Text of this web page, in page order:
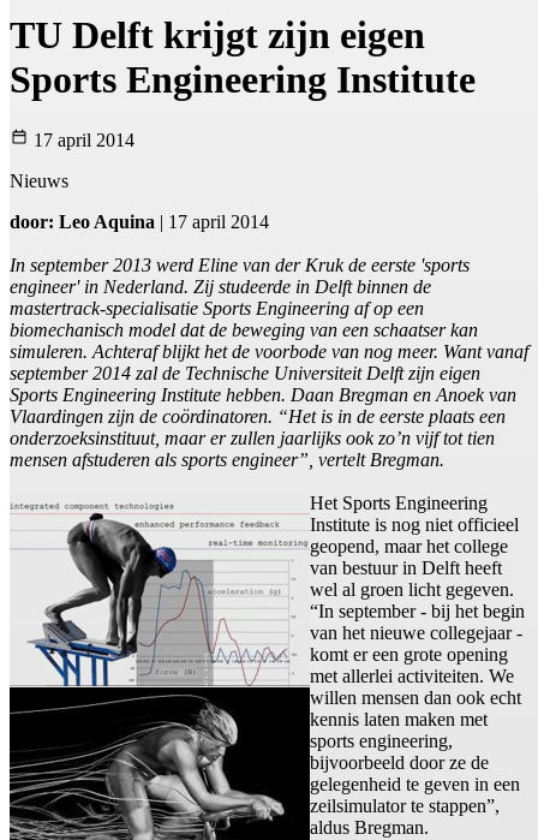
TU Delft krijgt zijn eigen
Sports Engineering Institute
17 april 2014
Nieuws
door: Leo Aquina | 17 april 2014
In september 2013 werd Eline van der Kruk de eerste 'sports
engineer' in Nederland. Zij studeerde in Delft binnen de
mastertrack-specialisatie Sports Engineering af op een
biomechanisch model dat de beweging van een schaatser kan
simuleren. Achteraf blijkt het de voorbode van nog meer. Want vanaf
september 2014 zal de Technische Universiteit Delft zijn eigen
Sports Engineering Institute hebben. Daan Bregman en Anoek van
Vlaardingen zijn de coördinatoren. “Het is in de eerste plaats een
onderzoeksinstituut, maar er zullen jaarlijks ook zo’n vijf tot tien
mensen afstuderen als sports engineer”, vertelt Bregman.
Het Sports Engineering
Institute is nog niet officieel
geopend, maar het college
van bestuur in Delft heeft
wel al groen licht gegeven.
“In september - bij het begin
van het nieuwe collegejaar -
komt er een grote opening
met allerlei activiteiten. We
willen mensen dan ook echt
kennis laten maken met
sports engineering,
bijvoorbeeld door ze de
gelegenheid te geven in een
zeilsimulator te stappen”,
aldus Bregman.